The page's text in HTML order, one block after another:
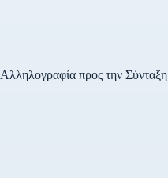
Αλληλογραφία προς την